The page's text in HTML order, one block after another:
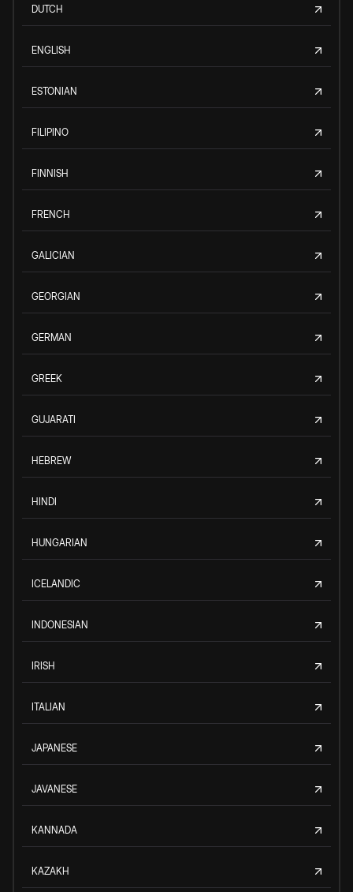
DUTCH
ENGLISH
ESTONIAN
FILIPINO
FINNISH
FRENCH
GALICIAN
GEORGIAN
GERMAN
GREEK
GUJARATI
HEBREW
HINDI
HUNGARIAN
ICELANDIC
INDONESIAN
IRISH
ITALIAN
JAPANESE
JAVANESE
KANNADA
KAZAKH